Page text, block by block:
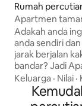
Rumah
ba
Apartmen
Adakah anda
anda sendiri
jarak berjalan
bandar? Jadi
sesuai untuk
berasingan
(katil sofa
Keluarga · Nilai ·